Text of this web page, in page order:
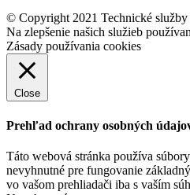
© Copyright 2021 Technické služby
Na zlepšenie našich služieb
Zásady používania cookies
Close
Prehľad ochrany osobných
Táto webová stránka používa
nevyhnutné pre fungovanie
vo vašom prehliadači iba s vaším